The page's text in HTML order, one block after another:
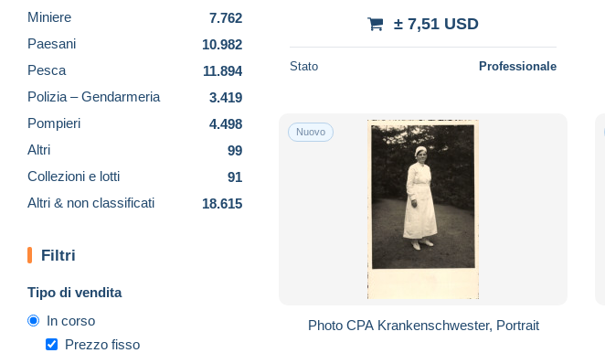
Miniere
7.762
Paesani
10.982
Pesca
11.894
Polizia – Gendarmeria
3.419
Pompieri
4.498
Altri
99
Collezioni e lotti
91
Altri & non classificati
18.615
Filtri
Tipo di vendita
In corso
Prezzo fisso
± 7,51 USD
Stato Professionale
Nuovo
Photo CPA Krankenschwester, Portrait